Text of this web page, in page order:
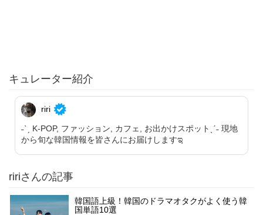
キュレーター紹介
riri
˗ˋˏ K-POP, ファッション, カフェ, お出かけスポットˎˊ˗ 現地
から旬な韓国情報を皆さんにお届けしますಇ
ririさんの記事
韓国語上級！韓国のドラマオタクがよく使う韓
国単語10選